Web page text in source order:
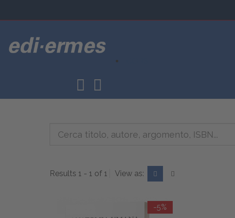
Results 1 - 1 of 1 View as:
-5%